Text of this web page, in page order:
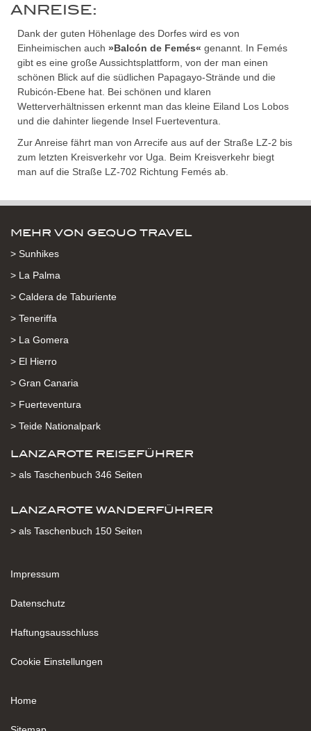
ANREISE:
Dank der guten Höhenlage des Dorfes wird es von
Einheimischen auch »Balcón de Femés« genannt. In Femés
gibt es eine große Aussichtsplattform, von der man einen
schönen Blick auf die südlichen Papagayo-Strände und die
Rubicón-Ebene hat. Bei schönen und klaren
Wetterverhältnissen erkennt man das kleine Eiland Los Lobos
und die dahinter liegende Insel Fuerteventura.
Zur Anreise fährt man von Arrecife aus auf der Straße LZ-2 bis
zum letzten Kreisverkehr vor Uga. Beim Kreisverkehr biegt
man auf die Straße LZ-702 Richtung Femés ab.
MEHR VON GEQUO TRAVEL
> Sunhikes
> La Palma
> Caldera de Taburiente
> Teneriffa
> La Gomera
> El Hierro
> Gran Canaria
> Fuerteventura
> Teide Nationalpark
LANZAROTE REISEFÜHRER
> als Taschenbuch 346 Seiten
LANZAROTE WANDERFÜHRER
> als Taschenbuch 150 Seiten
Impressum
Datenschutz
Haftungsausschluss
Cookie Einstellungen
Home